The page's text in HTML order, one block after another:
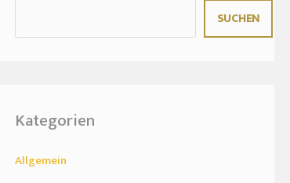
SUCHEN
Kategorien
Allgemein